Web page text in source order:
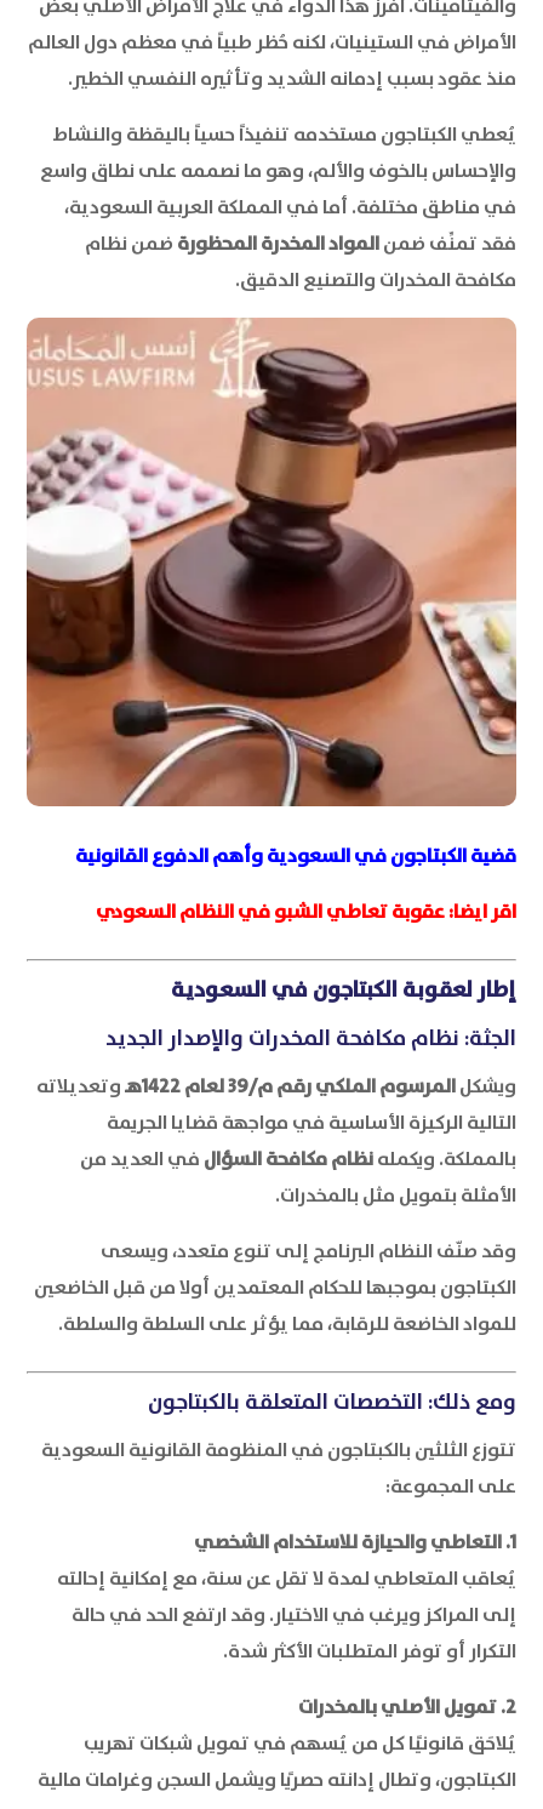
الأمراض في الستينيات، لكنه حُظر طبياً في معظم دول العالم
منذ عقود بسبب إدمانه الشديد وتأثيره النفسي الخطير.
يُعطي الكبتاجون مستخدمه تنفيذاً حسياً باليقظة والنشاط
والإحساس بالخوف والألم، وهو ما نصممه على نطاق واسع
في مناطق مختلفة. أما في المملكة العربية السعودية،
فقد تمنِّف ضمنالمواد المخدرة المحظورة ضمن نظام
مكافحة المخدرات والتصنيع الدقيق.
قضية الكبتاجون في السعودية وأهم الدفوع القانونية
اقر ايضا:عقوبة تعاطي الشبو في النظام السعودي
إطار لعقوبة الكبتاجون في السعودية
الجثة: نظام مكافحة المخدرات والإصدار الجديد
ويشكلالمرسوم الملكي رقم م/39 لعام 1422هـ
وتعديلاته
التالية الركيزة الأساسية في مواجهة قضايا الجريمة
بالمملكة. ويكملهنظام مكافحة السؤال في العديد من
الأمثلة بتمويل مثل بالمخدرات.
وقد صنّف النظام البرنامج إلى تنوع متعدد، ويسعى
الكبتاجون بموجبها للحكام المعتمدين أولا من قبل الخاضعين
للمواد الخاضعة للرقابة، مما يؤثر على السلطة والسلطة.
ومع ذلك: التخصصات المتعلقة بالكبتاجون
تتوزع الثلثين بالكبتاجون في المنظومة القانونية السعودية
على المجموعة:
1. التعاطي والحيازة للاستخدام الشخصي
يُعاقب المتعاطي لمدة لا تقل عن سنة، مع إمكانية إحالته
إلى المراكز ويرغب في الاختيار. وقد ارتفع الحد في حالة
التكرار أو توفر المتطلبات الأكثر شدة.
2. تمويل الأصلي بالمخدرات
يُلاحَق قانونيًا كل من يُسهم في تمويل شبكات تهريب
الكبتاجون، وتطال إدانته حصريًا ويشمل السجن وغرامات مالية